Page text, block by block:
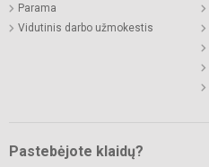
Parama
Vidutinis darbo užmokestis
Pastebėjote klaidų?